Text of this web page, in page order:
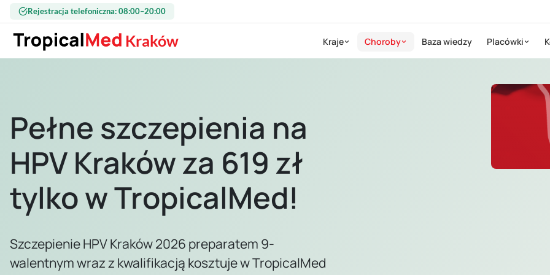
Przejdź do treści
Rejestracja telefoniczna: 08:00–20:00
Kraków Kraje Choroby Baza wiedzy Placówki
Pełne szczepienia na
HPV Kraków za 619 zł
tylko w TropicalMed!
Szczepienie HPV Kraków 2026 preparatem 9-
walentnym wraz z kwalifikacją kosztuje w TropicalMed